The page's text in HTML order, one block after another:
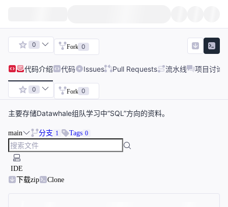
0 Fork 0
代码介绍 代码 Issues Pull Requests 流水线 项目讨论
0 Fork 0
主要存储Datawhale组队学习中“SQL”方向的资料。
main 分支 1 Tags 0
IDE
下载zip
Clone